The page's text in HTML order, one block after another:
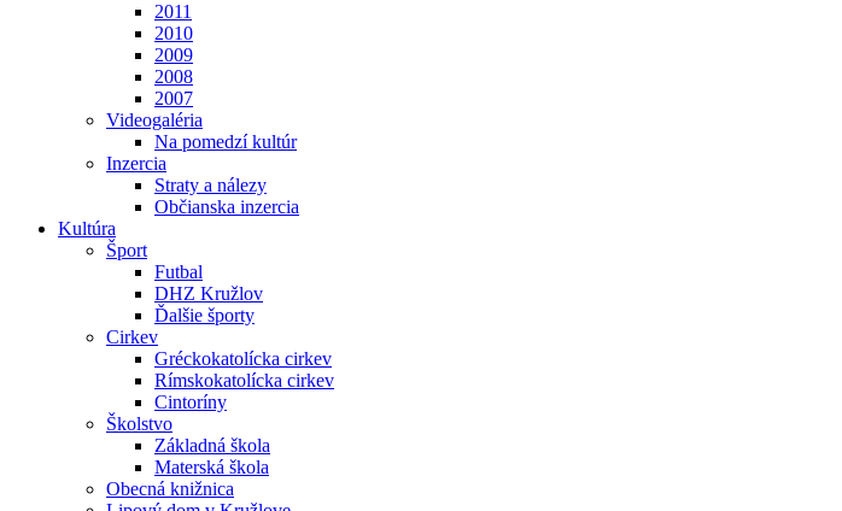
2011
2010
2009
2008
2007
Videogaléria
Na pomedzí kultúr
Inzercia
Straty a nálezy
Občianska inzercia
Kultúra
Šport
Futbal
DHZ Kružlov
Ďalšie športy
Cirkev
Gréckokatolícka cirkev
Rímskokatolícka cirkev
Cintoríny
Školstvo
Základná škola
Materská škola
Obecná knižnica